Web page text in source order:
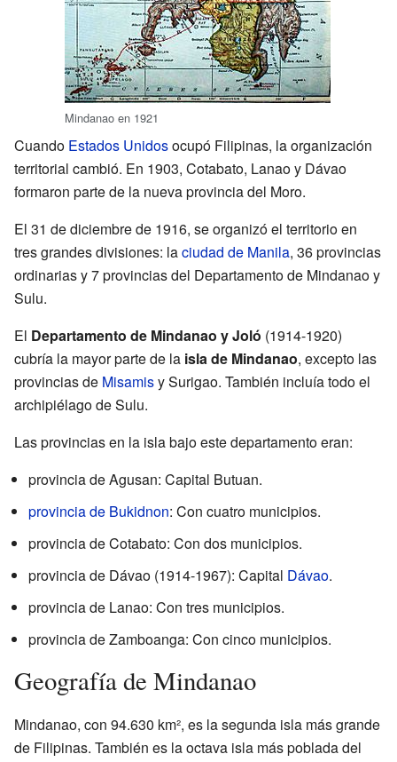
Mindanao en 1921
Cuando Estados Unidosocupó Filipinas, la organización
territorial cambió. En 1903, Cotabato, Lanao y Dávao
formaron parte de la nueva provincia del Moro.
El 31 de diciembre de 1916, se organizó el territorio en
tres grandes divisiones: laciudad de Manila, 36 provincias
ordinarias y 7 provincias del Departamento de Mindanao y
Sulu.
El Departamento de Mindanao y Joló (1914-1920)
cubría la mayor parte de la isla de Mindanao, excepto las
provincias de Misamisy Surigao. También incluía todo el
archipiélago de Sulu.
Las provincias en la isla bajo este departamento eran:
provincia de Agusan: Capital Butuan.
provincia de Bukidnon: Con cuatro municipios.
provincia de Cotabato: Con dos municipios.
provincia de Dávao (1914-1967): Capital Dávao.
provincia de Lanao: Con tres municipios.
provincia de Zamboanga: Con cinco municipios.
Geografía de Mindanao
Mindanao, con 94.630 km², es la segunda isla más grande
de Filipinas. También es la octava isla más poblada del